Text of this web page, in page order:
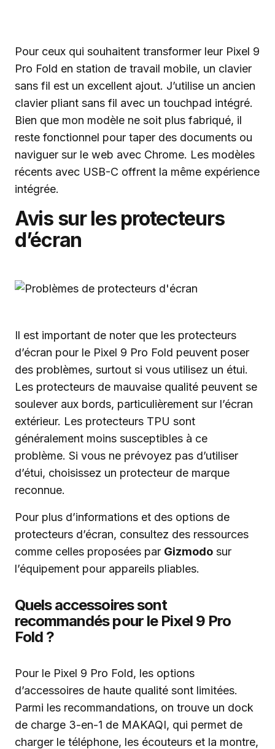
Pour ceux qui souhaitent transformer leur Pixel 9
Pro Fold en station de travail mobile, un clavier
sans fil est un excellent ajout. J’utilise un ancien
clavier pliant sans fil avec un touchpad intégré.
Bien que mon modèle ne soit plus fabriqué, il
reste fonctionnel pour taper des documents ou
naviguer sur le web avec Chrome. Les modèles
récents avec USB-C offrent la même expérience
intégrée.
Avis sur les protecteurs
d’écran
Il est important de noter que les protecteurs
d’écran pour le Pixel 9 Pro Fold peuvent poser
des problèmes, surtout si vous utilisez un étui.
Les protecteurs de mauvaise qualité peuvent se
soulever aux bords, particulièrement sur l’écran
extérieur. Les protecteurs TPU sont
généralement moins susceptibles à ce
problème. Si vous ne prévoyez pas d’utiliser
d’étui, choisissez un protecteur de marque
reconnue.
Pour plus d’informations et des options de
protecteurs d’écran, consultez des ressources
comme celles proposées par Gizmodo sur
l’équipement pour appareils pliables.
Quels accessoires sont
recommandés pour le Pixel 9 Pro
Fold ?
Pour le Pixel 9 Pro Fold, les options
d’accessoires de haute qualité sont limitées.
Parmi les recommandations, on trouve un dock
de charge 3-en-1 de MAKAQI, qui permet de
charger le téléphone, les écouteurs et la montre,